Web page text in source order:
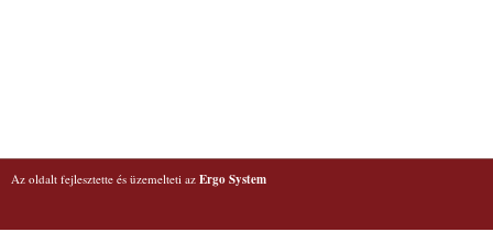
Az oldalt fejlesztette és üzemelteti az Ergo System